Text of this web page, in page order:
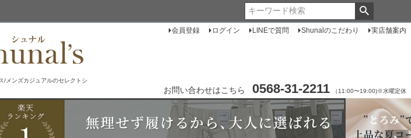
メンズカジュアルのセレクトシ
会員登録 ログイン LINEで質問 Shunalのこだわり 実店舗案内
お問い合わせはこちら 0568-31-2211 （11:00〜19:00)※水曜定休